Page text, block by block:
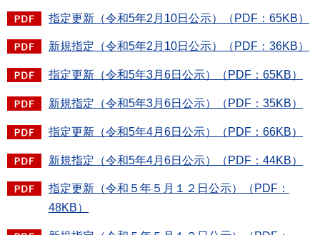
指定更新（令和5年2月10日公示）（PDF：65KB）
新規指定（令和5年2月10日公示）（PDF：36KB）
指定更新（令和5年3月6日公示）（PDF：65KB）
新規指定（令和5年3月6日公示）（PDF：35KB）
指定更新（令和5年4月6日公示）（PDF：66KB）
新規指定（令和5年4月6日公示）（PDF：44KB）
指定更新（令和５年５月１２日公示）（PDF：
48KB）